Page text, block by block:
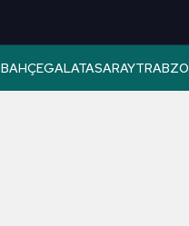
GALATASARAY